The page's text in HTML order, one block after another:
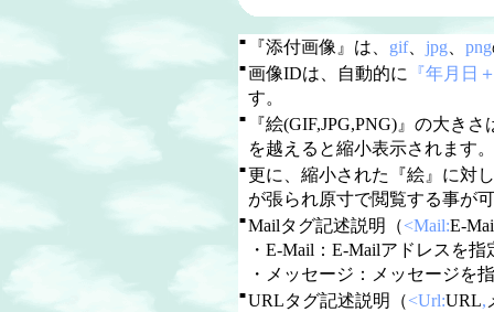
■ 『添付画像』は、 gif、 jpg、 png
■画像IDは、自動的に 『年月日
す。
■
『絵(GIF,JPG,PNG)』の大きさ
を越えると縮小表示されます。
■更に、縮小された『絵』に対
が張られ原寸で閲覧する事が
■Mailタグ記述説明（<Mail:E-
・E-Mail：E-Mailアドレスを
・メッセージ：メッセージを
■URLタグ記述説明（<Url:URL,